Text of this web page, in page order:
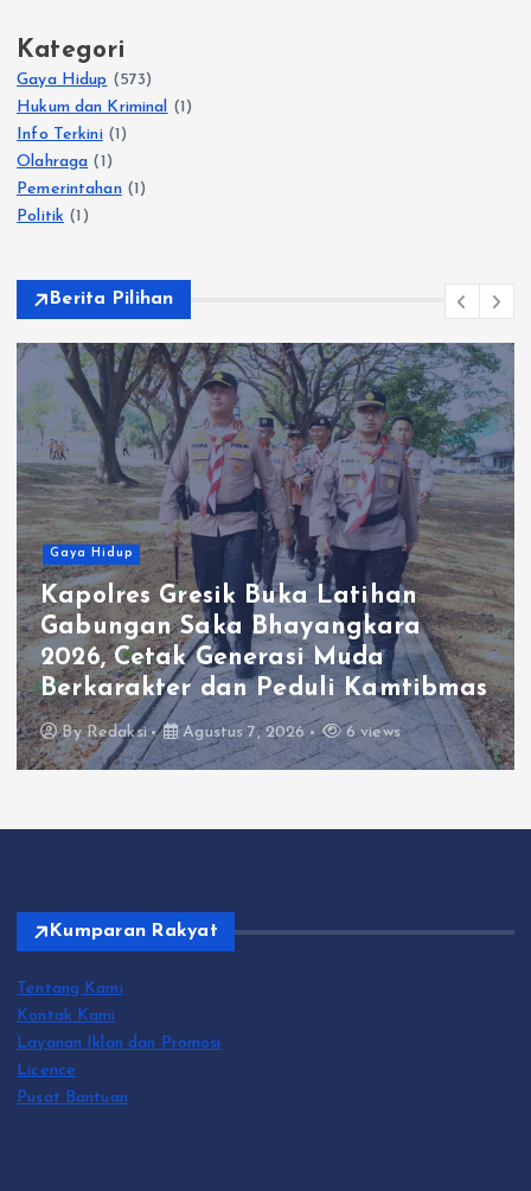
Kategori
Gaya Hidup (573)
Hukum dan Kriminal (1)
Info Terkini(1)
Olahraga (1)
Pemerintahan(1)
Politik (1)
Berita Pilihan
Gaya Hidup
Kapolres Gresik Buka Latihan
Gabungan Saka Bhayangkara
2026, Cetak Generasi Muda
Berkarakter dan Peduli Kamtibmas
ByRedaksi Agustus 7, 2026 6 views
Kumparan Rakyat
Tentang Kami
Kontak Kami
Layanan Iklan dan Promosi
Licence
Pusat Bantuan